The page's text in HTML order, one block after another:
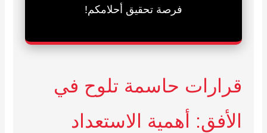
فرصة تحقيق أحلامكم!
قرارات حاسمة تلوح في
الأفق: أهمية الاستعداد